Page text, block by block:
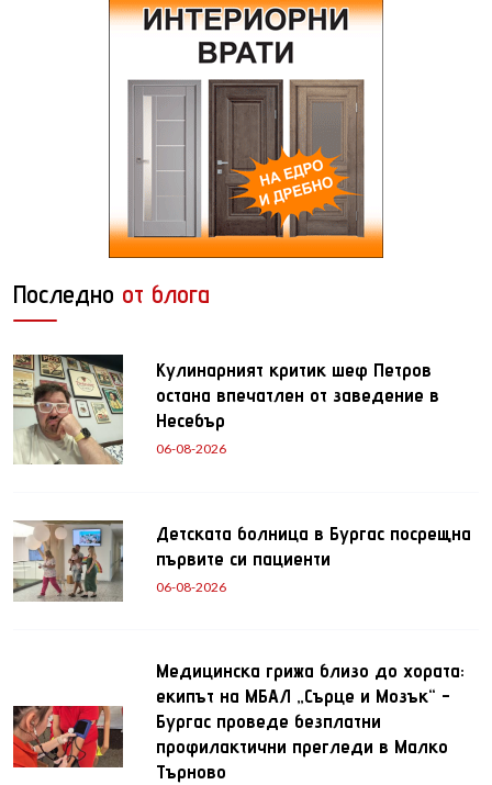
Последно от блога
Кулинарният критик шеф Петров
остана впечатлен от заведение в
Несебър
06-08-2026
Детската болница в Бургас посрещна
първите си пациенти
06-08-2026
Медицинска грижа близо до хората:
екипът на МБАЛ „Сърце и Мозък“ -
Бургас проведе безплатни
профилактични прегледи в Малко
Търново